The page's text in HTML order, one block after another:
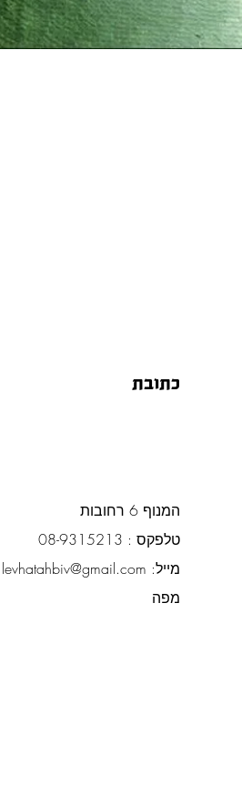
כתובת
המנוף 6 רחובות
טלפקס : 08-9315213
מייל: levhatahbiv@gmail.com
מפה